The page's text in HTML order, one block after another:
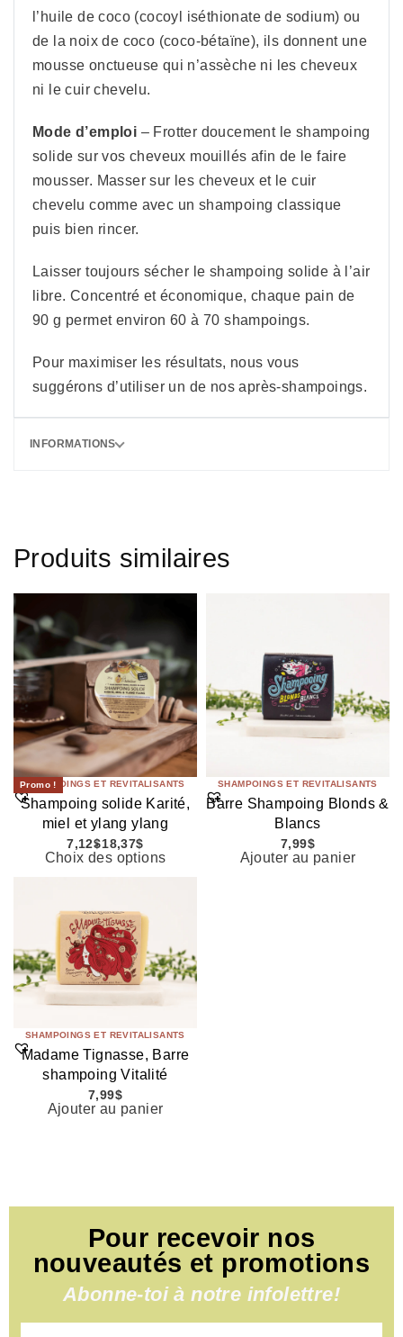
l’huile de coco (cocoyl iséthionate de sodium) ou
de la noix de coco (coco-bétaïne), ils donnent une
mousse onctueuse qui n’assèche ni les cheveux
ni le cuir chevelu.
Mode d’emploi – Frotter doucement le shampoing
solide sur vos cheveux mouillés afin de le faire
mousser. Masser sur les cheveux et le cuir
chevelu comme avec un shampoing classique
puis bien rincer.
Laisser toujours sécher le shampoing solide à l’air
libre. Concentré et économique, chaque pain de
90 g permet environ 60 à 70 shampoings.
Pour maximiser les résultats, nous vous
suggérons d’utiliser un de nos après-shampoings.
INFORMATIONS
Produits similaires
Promo !
SHAMPOINGS ET REVITALISANTS
Shampoing solide Karité,
miel et ylang ylang
7,12$18,37$
Choix des options
SHAMPOINGS ET REVITALISANTS
Barre Shampoing Blonds &
Blancs
7,99$
Ajouter au panier
SHAMPOINGS ET REVITALISANTS
Madame Tignasse, Barre
shampoing Vitalité
7,99$
Ajouter au panier
Pour recevoir nos
nouveautés et promotions
Abonne-toi à notre infolettre!